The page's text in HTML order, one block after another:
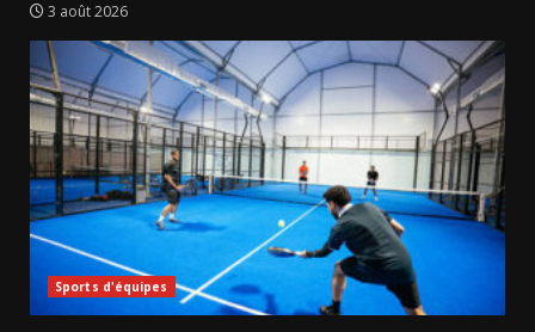
3 août 2026
Sports d'équipes